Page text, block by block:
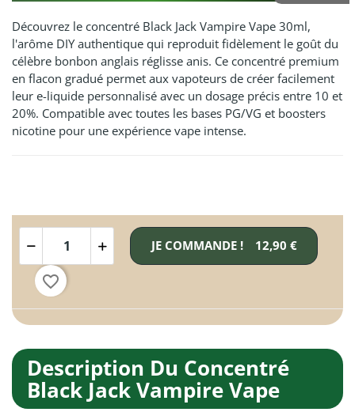
Découvrez le concentré Black Jack Vampire Vape 30ml,
l'arôme DIY authentique qui reproduit fidèlement le goût du
célèbre bonbon anglais réglisse anis. Ce concentré premium
en flacon gradué permet aux vapoteurs de créer facilement
leur e-liquide personnalisé avec un dosage précis entre 10 et
20%. Compatible avec toutes les bases PG/VG et boosters
nicotine pour une expérience vape intense.
JE COMMANDE ! 12,90 €
favorite_border
Description Du Concentré
Black Jack Vampire Vape